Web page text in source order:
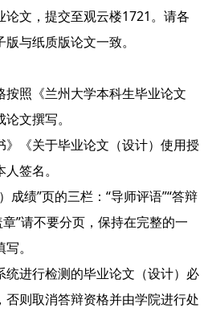
文，提交至观云楼1721。请各
与纸质版论文一致。
按照《兰州大学本科生毕业论文
文撰写。
》《关于毕业论文（设计）使用授
签名。
成绩”页的三栏：“导师评语”“答辩
”请不要分页，保持在完整的一
。
统进行检测的毕业论文（设计）必
则取消答辩资格并由学院进行处